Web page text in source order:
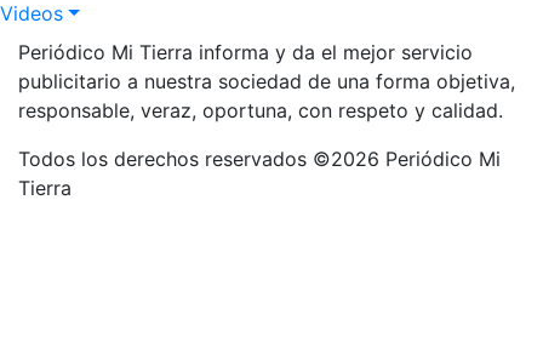
Videos
Periódico Mi Tierra informa y da el mejor servicio
publicitario a nuestra sociedad de una forma objetiva,
responsable, veraz, oportuna, con respeto y calidad.
Todos los derechos reservados ©2026 Periódico Mi
Tierra